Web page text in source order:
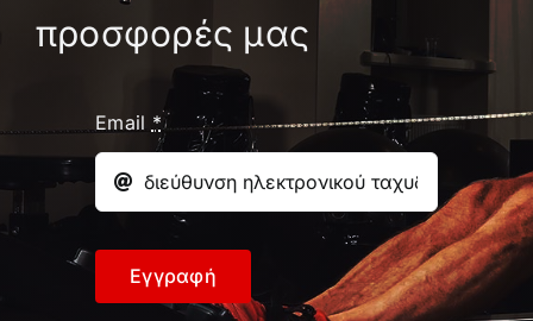
προσφορές μας
Email *
Εγγραφή